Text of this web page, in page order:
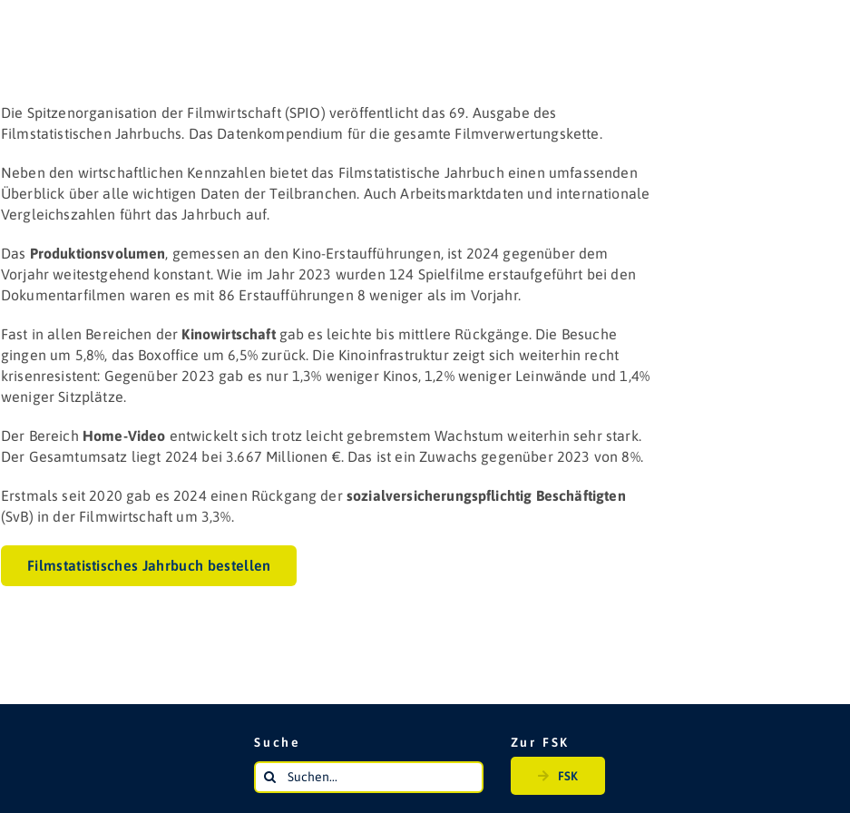
Die Spitzenorganisation der Filmwirtschaft (SPIO) veröffentlicht das 69. Ausgabe des
Filmstatistischen Jahrbuchs. Das Datenkompendium für die gesamte Filmverwertungskette.
Neben den wirtschaftlichen Kennzahlen bietet das Filmstatistische Jahrbuch einen umfassenden
Überblick über alle wichtigen Daten der Teilbranchen. Auch Arbeitsmarktdaten und internationale
Vergleichszahlen führt das Jahrbuch auf.
Das Produktionsvolumen, gemessen an den Kino-Erstaufführungen, ist 2024 gegenüber dem
Vorjahr weitestgehend konstant. Wie im Jahr 2023 wurden 124 Spielfilme erstaufgeführt bei den
Dokumentarfilmen waren es mit 86 Erstaufführungen 8 weniger als im Vorjahr.
Fast in allen Bereichen der Kinowirtschaftgab es leichte bis mittlere Rückgänge. Die Besuche
gingen um 5,8%, das Boxoffice um 6,5% zurück. Die Kinoinfrastruktur zeigt sich weiterhin recht
krisenresistent: Gegenüber 2023 gab es nur 1,3% weniger Kinos, 1,2% weniger Leinwände und 1,4%
weniger Sitzplätze.
Der Bereich Home-Video entwickelt sich trotz leicht gebremstem Wachstum weiterhin sehr stark.
Der Gesamtumsatz liegt 2024 bei 3.667 Millionen €. Das ist ein Zuwachs gegenüber 2023 von 8%.
Erstmals seit 2020 gab es 2024 einen Rückgang dersozialversicherungspflichtig Beschäftigten
(SvB) in der Filmwirtschaft um 3,3%.
Filmstatistisches Jahrbuch bestellen
Suche
Suche
nach:
Zur FSK
FSK